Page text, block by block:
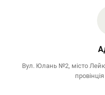
Вул. Юлань №2, місто